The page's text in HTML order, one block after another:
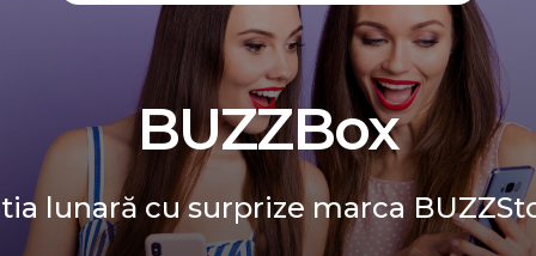
BUZZBox
lunară cu surprize marca